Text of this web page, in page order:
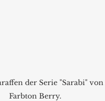
der Serie "Sarabi"
Farbton Berry.